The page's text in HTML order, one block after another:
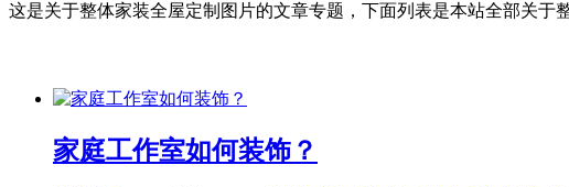
这是关于整体家装全屋定制图片的文章专题，下面列表是本站全部关于
家庭工作室如何装饰？